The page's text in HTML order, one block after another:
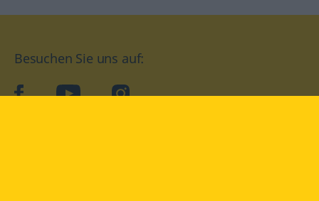
Besuchen Sie uns auf:
facebookYouTube Instagram